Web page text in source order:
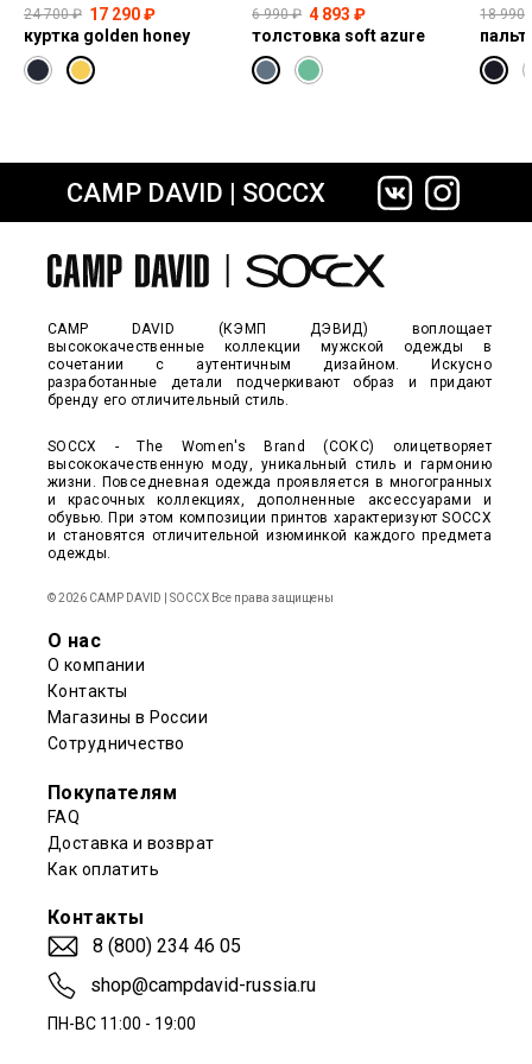
сайте СДЭК
24 700 ₽ 17 290 ₽
куртка golden honey
6 990 ₽ 4 893 ₽
толстовка soft azure
18 990
CAMP DAVID | SOCCX
CAMP DAVID (КЭМП ДЭВИД) воплощает
высококачественные коллекции мужской одежды в
сочетании с аутентичным дизайном. Искусно
разработанные детали подчеркивают образ и придают
бренду его отличительный стиль.
SOCCX - The Women's Brand (СОКС) олицетворяет
высококачественную моду, уникальный стиль и гармонию
жизни. Повседневная одежда проявляется в многогранных
и красочных коллекциях, дополненные аксессуарами и
обувью. При этом композиции принтов характеризуют SOCCX
и становятся отличительной изюминкой каждого предмета
одежды.
© 2026 CAMP DAVID | SOCCX Все права защищены
О нас
О компании
Контакты
Магазины в России
Сотрудничество
Покупателям
FAQ
Доставка и возврат
Как оплатить
Контакты
8 (800) 234 46 05
shop@campdavid-russia.ru
ПН-ВС 11:00 - 19:00